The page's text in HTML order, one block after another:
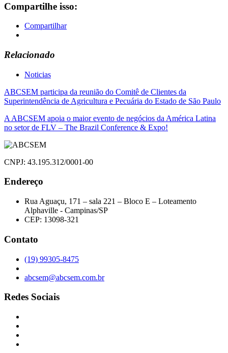
Compartilhe isso:
Compartilhar
Relacionado
Noticias
Navegação
de
Post
ABCSEM participa da reunião do Comitê de Clientes da
Superintendência de Agricultura e Pecuária do Estado de São Paulo
A ABCSEM apoia o maior evento de negócios da América Latina
no setor de FLV – The Brazil Conference & Expo!
CNPJ: 43.195.312/0001-00
Endereço
Rua Aguaçu, 171 – sala 221 – Bloco E – Loteamento
Alphaville - Campinas/SP
CEP: 13098-321
Contato
(19) 99305-8475
abcsem@abcsem.com.br
Redes Sociais